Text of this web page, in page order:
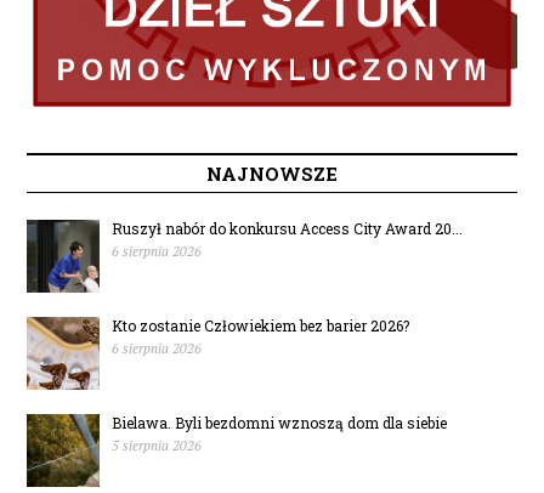
NAJNOWSZE
Ruszył nabór do konkursu Access City Award 20...
6 sierpnia 2026
Kto zostanie Człowiekiem bez barier 2026?
6 sierpnia 2026
Bielawa. Byli bezdomni wznoszą dom dla siebie
5 sierpnia 2026